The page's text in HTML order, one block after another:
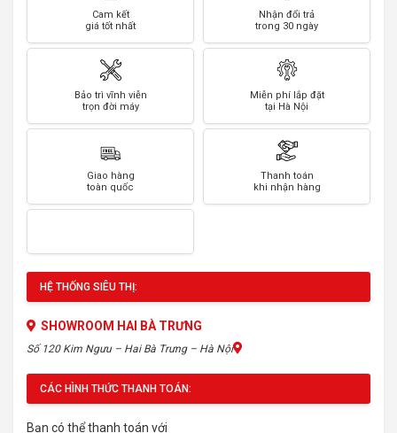
Cam kết
giá tốt nhất
Nhận đổi trả
trong 30 ngày
Bảo trì vĩnh viễn
trọn đời máy
Miễn phí lắp đặt
tại Hà Nội
Giao hàng
toàn quốc
Thanh toán
khi nhận hàng
HỆ THỐNG SIÊU THỊ:
SHOWROOM HAI BÀ TRƯNG
Số 120 Kim Ngưu – Hai Bà Trưng – Hà Nội
CÁC HÌNH THỨC THANH TOÁN:
Bạn có thể thanh toán với